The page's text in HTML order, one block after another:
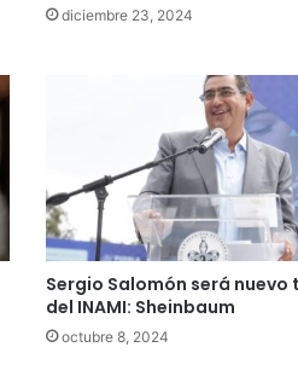
diciembre 23, 2024
Sergio Salomón será
del INAMI: Sheinbaum
octubre 8, 2024